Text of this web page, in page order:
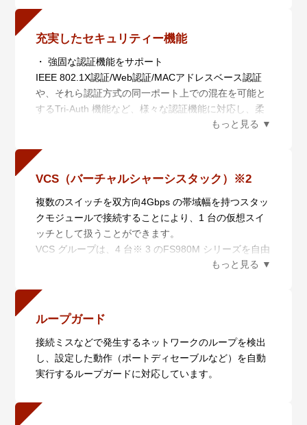
AMF メンバー設置時の自動設定（ゼロタッチインスト
レーション）、AMF メンバー故障時における交換機器
に対するファームウェアの一括アップグレードや設定
変更、一括バックアップを行います。
・ 非AMF 装置対応（ワイドエリアバーチャルリン
ク）
非AMF 装置の混在や広域商用回線を介したAMFネッ
・ 分散マスター処理（AMF コントローラー）
AMF マスターの分散配置と統合管理により、大規模ネ
CentreCOM Secure HUB FS980MシリーズはAMFエ
ッジメンバー装置※ 1 に対応しており、AMF ネット
ワークとAMF非対応機器のエッジネットワークを接続
させるHUB としての役割を持つエッジ・スイッチとし
だけでなく、導入コストの削減効果を提供します。
ていません。
充実したセキュリティー機能
・ 強固な認証機能をサポート
IEEE 802.1X認証/Web認証/MACアドレスベース認証
や、それら認証方式の同一ポート上での混在を可能と
するTri-Auth 機能など、様々な認証機能に対応し、柔
VLAN、プロミスキャス/インターセプトWeb認証、2
ステップ認証に対応
・ 多種多様なセキュリティー機能の搭載
通信内容を暗号化し、安全なリモートアクセス環境を
実現するSSH や、ネットワークの集中管理・運用面に
おいても安全性と利便性・運用性を両立するSNMPv3
の暗号化・認証機能など、様々なセキュリティー機能
DHCPスヌーピング、SNMPv3、ユーザー認証データ
ベース（RADIUS/TACACS+認証）に対応
VCS（バーチャルシャーシスタック）※2
複数のスイッチを双方向4Gbps の帯域幅を持つスタッ
クモジュールで接続することにより、1 台の仮想スイ
ッチとして扱うことができます。
VCS グループは、4 台※ 3 のFS980M シリーズを自由
に組み合わせて構築でき、最大200 ポートの高密度収
※2 AT-FS980M/28・28PS・28DP・52・52PSのみ
※3 ファームウェアバージョン5.4.7以降4台まで、そ
れ以前は2台までのサポート。
ループガード
接続ミスなどで発生するネットワークのループを検出
し、設定した動作（ポートディセーブルなど）を自動
実行するループガードに対応しています。